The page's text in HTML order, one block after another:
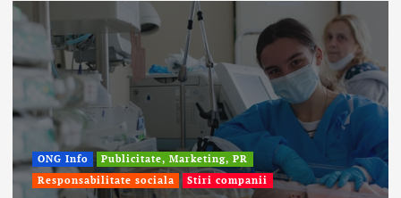
ONG Info
Publicitate, Marketing, PR
Responsabilitate sociala
Stiri companii